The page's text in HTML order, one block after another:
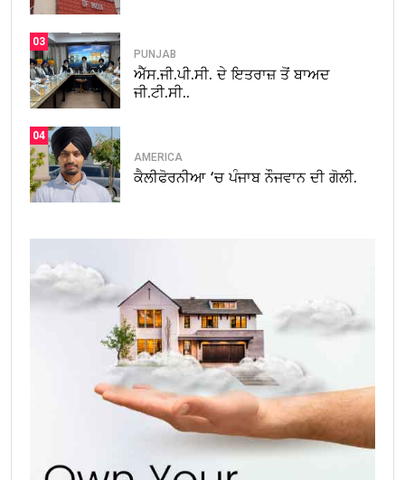
03
PUNJAB
ਐੱਸ.ਜੀ.ਪੀ.ਸੀ. ਦੇ ਇਤਰਾਜ਼ ਤੋਂ ਬਾਅਦ
ਜੀ.ਟੀ.ਸੀ..
04
AMERICA
ਕੈਲੀਫੋਰਨੀਆ ‘ਚ ਪੰਜਾਬ ਨੌਜਵਾਨ ਦੀ ਗੋਲੀ.